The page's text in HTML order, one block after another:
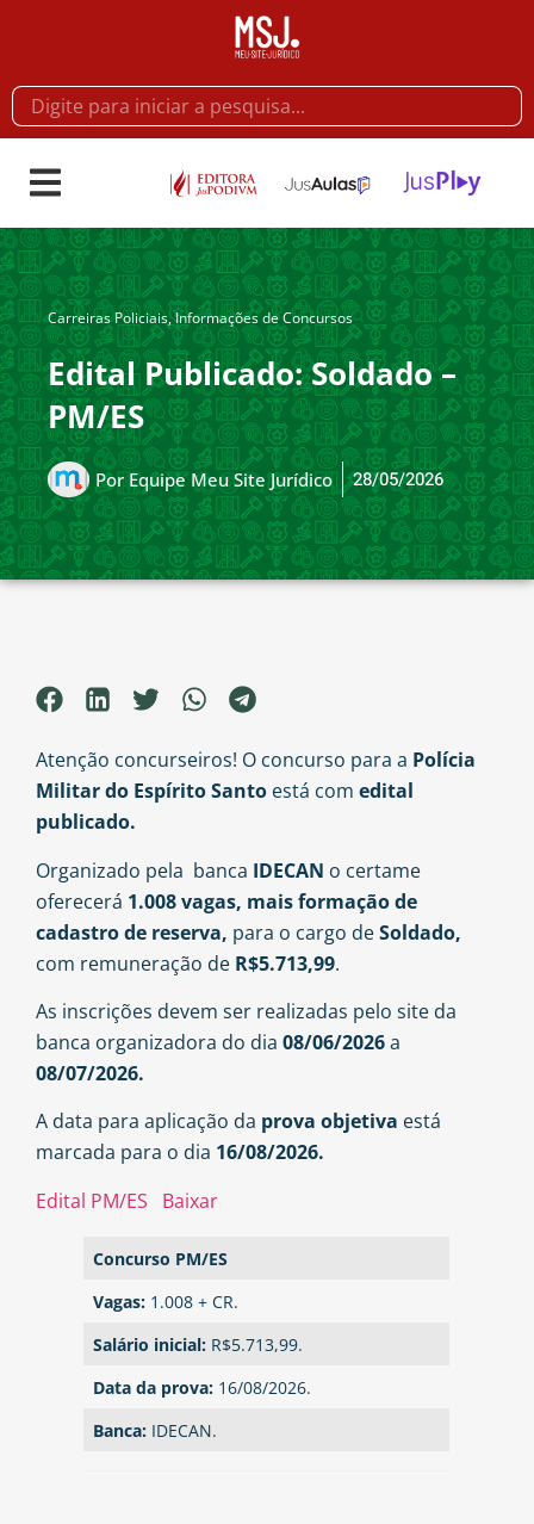
Carreiras Policiais,Informações de Concursos
Edital Publicado: Soldado –
PM/ES
PorEquipe Meu Site Jurídico 28/05/2026
Atenção concurseiros! O concurso para a Polícia
Militar do Espírito Santo está com edital
publicado.
Organizado pela banca IDECAN o certame
oferecerá 1.008 vagas, mais formação de
cadastro de reserva, para o cargo deSoldado,
com remuneração de R$5.713,99.
As inscrições devem ser realizadas pelo site da
banca organizadora do dia 08/06/2026a
08/07/2026.
A data para aplicação da prova objetiva está
marcada para o dia 16/08/2026.
Edital PM/ES
Baixar
Concurso PM/ES
Vagas: 1.008 + CR.
Salário inicial: R$5.713,99.
Data da prova: 16/08/2026.
Banca: IDECAN.